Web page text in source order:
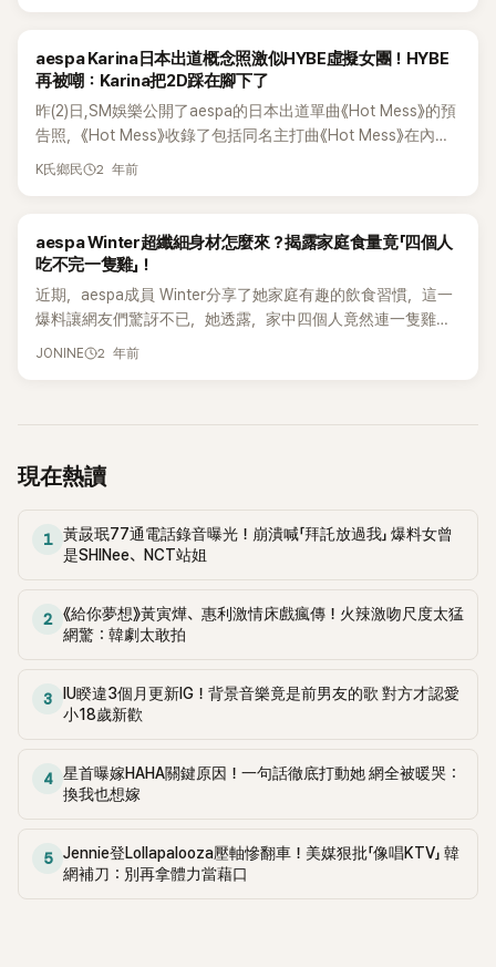
的類型，她對姐姐們很貼心，對弟弟妹妹們也很照顧」、「我的
朋友說Karina對他也非常好，覺得她性格很好，現在她的舞蹈
麼出色，但通過不斷的努力，她大幅提升了自己的舞蹈和歌唱
技巧。 而Winter則是在練習生時期就以實力出眾而聞名，網友
朋友說道：「SM娛樂的練習生圈內，Winter幾乎每次月末評估
都名列前茅」，這讓她在出道前就已經備受矚目，Winter不僅在
練習生和業界人士都認為她一定會出道，這種高期望值促使她
更加努力，並且她的名聲甚至傳到其他娛樂公司，這在練習生
中是非常罕見的。 出道後，Winter在aespa中擔任重要角色，
她的實力得到了充分展示，她的舞台表現力和歌唱實力讓她迅
大眾性也是不可忽視的，她的明星特質和出色的表演能力讓她
能夠展現出色的表現，這種綜合實力不僅讓她在粉絲中獲得了
高度的認可，也讓她在業界得到了廣泛的讚譽，她的努力和才
全能型藝人，感覺她以後如果單飛也會成功」、「當時與aespa成
員親近的SM前練習生在Instagram問答中就有提到金采炫和
SM練習生圈的人應該都聽過金旼炡這個名字。在aespa出道
前，除了金旼炡和劉知珉，還有其他幾個練習生也很有名」、
很好」、「Winter的名字甚至連對K-pop不太感興趣的我這種路人
都知道，這說明她的實力真的很強，她可能會成為留名青史的
東京巨蛋的演唱會，這次演唱會的門票在短時間內售罄，不僅
展示了她們在日本的超高人氣，更顯示了她們在國際上的影響
令人期待的。
K-POP
aespa Karina日本出道概念照激似HYBE虛擬女團！HYBE
再被嘲：Karina把2D踩在腳下了
昨(2)日,SM娛樂公開了aespa的日本出道單曲《Hot Mess》的預
告照，《Hot Mess》收錄了包括同名主打曲《Hot Mess》在內的3
首日本原創歌曲，並於今日在日本正式出道。成員Karina的預
較的火花。 HYBE於5月27日宣佈將推出2D虛擬4人女團
「SYNDI8」，女團成員不僅人數跟aespa一樣，其中隊內主唱的
Karina（카리나）名字十分相似。而且連設定的MBTI為ENFP和
身高168公分都和Karina一樣，立刻成為網友討論的話題。 預
告照中的Karina完美的五官，展示了比AI還不真實的美貌，加
上耳朵上方的「機械物」設定也跟虛擬成員Canary十分相似，這
的人」、「這是能比較的嗎，哈哈哈哈，這種概念根本就是為
aespa吧」、「通常虛擬角色應該會更漂亮才對，這是做得多隨便
啊」、「到這個地步房時赫應該要去檢查一下命理了」 「su, su,
踩在腳下吧？」、「Karina真的好美...比AI還更像AI」、「HYBE到這
個程度是在為aespa做宣傳吧」 在4月HYBE與ADOR代表閔熙珍
KakaoTalk對話中，房時赫甚至問閔熙珍：「有辦法把aespa踩
在腳底下嗎？」。所以虛擬4人女團「SYNDI8」的消息一曝光，就
戀。
K氏鄉民 2 年前
K-POP
aespa Winter超纖細身材怎麼來？揭露家庭食量竟「四個人
吃不完一隻雞」！
近期，aespa成員 Winter分享了她家庭有趣的飲食習慣，這一
爆料讓網友們驚訝不已，她透露，家中四個人竟然連一隻雞都
吃不完，披薩也總是剩下，這讓大家對她的家庭生活產生了極
興趣，我的體型一直很瘦，媽媽經常催我吃飯，但我總是覺得
飯很沒味道，這讓媽媽非常擔心，但自從我進入公司後，我開
「我們那時候特別喜歡吃冰淇淋，每人一定要吃一桶，有一次，
我準備假裝在彈吉他，結果經紀人姐姐一進來就看到我插著勺
問Karina：「你們家是不是大食量家庭？」，Karina笑著回答：
「我們家其實不是特別能吃，但聽家人說，我從小就吃得非常
對食物的需求很小，只要填飽肚子就好，每個人都吃得很少，
做的食物也不多」，她的這番話讓大家感到驚訝。 Winter繼續
Karina則打趣回覆道：「吃不完的話可以兩種口味換著吃，這樣
就不會膩了」，此話一出也讓現場都哈哈大笑。 aespa最近剛剛
廣泛關注，這次回歸，aespa展現了她們更加成熟的一面，無
論是音樂還是舞蹈都達到了新的高度，Winter和Karina都表
JONINE 2 年前
現在熱讀
1
黃晸珉77通電話錄音曝光！崩潰喊「拜託放過我」 爆料女曾
是SHINee、NCT站姐
2
《給你夢想》黃寅燁、惠利激情床戲瘋傳！火辣激吻尺度太猛
網驚：韓劇太敢拍
3
IU睽違3個月更新IG！背景音樂竟是前男友的歌 對方才認愛
小18歲新歡
4
星首曝嫁HAHA關鍵原因！一句話徹底打動她 網全被暖哭：
換我也想嫁
5
Jennie登Lollapalooza壓軸慘翻車！美媒狠批「像唱KTV」 韓
網補刀：別再拿體力當藉口